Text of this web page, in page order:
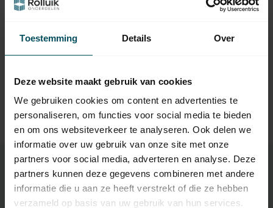
Toestemming Details Over
Deze website maakt gebruik van cookies
We gebruiken cookies om content en advertenties te
personaliseren, om functies voor social media te bieden
en om ons websiteverkeer te analyseren. Ook delen we
informatie over uw gebruik van onze site met onze
partners voor social media, adverteren en analyse. Deze
partners kunnen deze gegevens combineren met andere
informatie die u aan ze heeft verstrekt of die ze hebben
verzameld op basis van uw gebruik van hun services.
TypeError: Failed to fetch
https://www.rolluikonderdelen.nl/nl/merken/selve/adapti
esets-rolluikmotor/type-1-vanaf-40-mm-t-m-13-nm-5/
Specificaties